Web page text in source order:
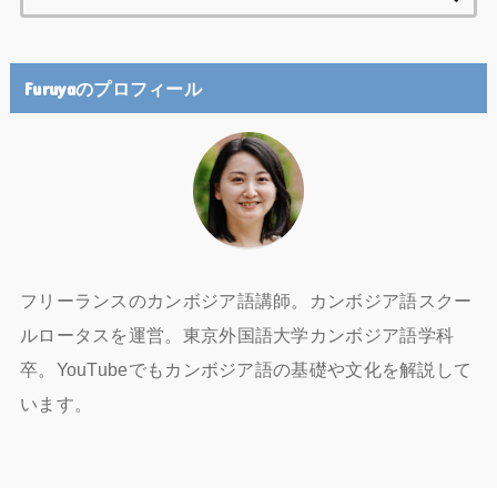
索:
Furuyaのプロフィール
フリーランスのカンボジア語講師。カンボジア語スクー
ルロータスを運営。東京外国語大学カンボジア語学科
卒。YouTubeでもカンボジア語の基礎や文化を解説して
います。